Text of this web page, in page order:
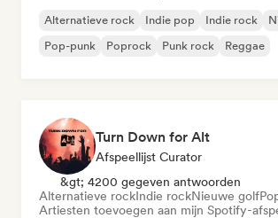
Alternatieve rock Indie pop Indie rock
Pop-punk
Poprock Punk rock Reggae
Turn Down for Alt
Afspeellijst Curator
&gt; 4200 gegeven antwoorden
Alternatieve rockIndie rockNieuwe golf
Artiesten toevoegen aan mijn Spotify-